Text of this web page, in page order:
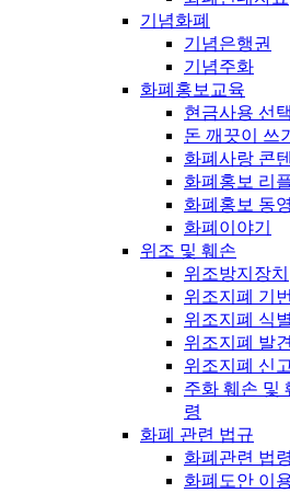
기념화폐
기념은행권
기념주화
화폐홍보교육
현금사용 선
돈 깨끗이 쓰기
화폐사랑 콘
화폐홍보 리
화폐홍보 동
화폐이야기
위조 및 훼손
위조방지장치
위조지폐 기
위조지폐 식
위조지폐 발
위조지폐 신
주화 훼손 및
령
화폐 관련 법규
화폐관련 법령
화폐도안 이